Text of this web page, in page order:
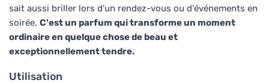
sait aussi briller lors d'un rendez-vous ou d'événements en
soirée. C'est un parfum qui transforme un moment
ordinaire en quelque chose de beau et
exceptionnellement tendre.
Utilisation